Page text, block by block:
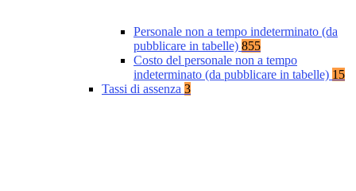
Personale non a tempo indeterminato (da
pubblicare in tabelle) 855
Costo del personale non a tempo
indeterminato (da pubblicare in tabelle) 15
Tassi di assenza 3